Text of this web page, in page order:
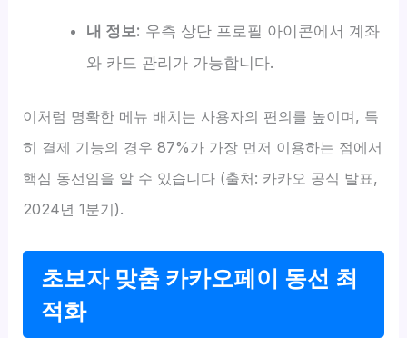
내 정보: 우측 상단 프로필 아이콘에서 계좌
와 카드 관리가 가능합니다.
이처럼 명확한 메뉴 배치는 사용자의 편의를 높이며, 특
히 결제 기능의 경우 87%가 가장 먼저 이용하는 점에서
핵심 동선임을 알 수 있습니다 (출처: 카카오 공식 발표,
2024년 1분기).
초보자 맞춤 카카오페이 동선 최
적화